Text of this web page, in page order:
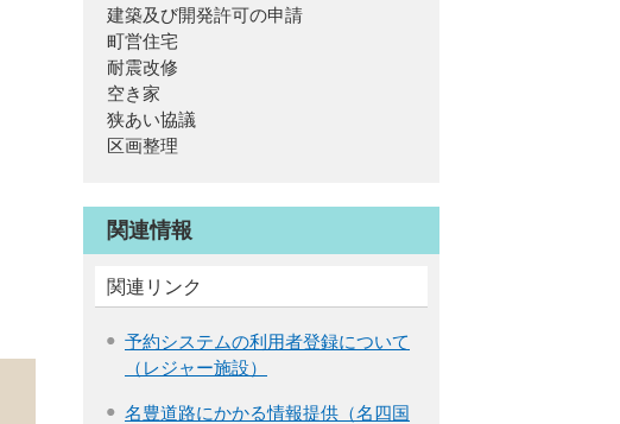
建築及び開発許可の申請
町営住宅
耐震改修
空き家
狭あい協議
区画整理
関連情報
関連リンク
予約システムの利用者登録について
（レジャー施設）
名豊道路にかかる情報提供（名四国